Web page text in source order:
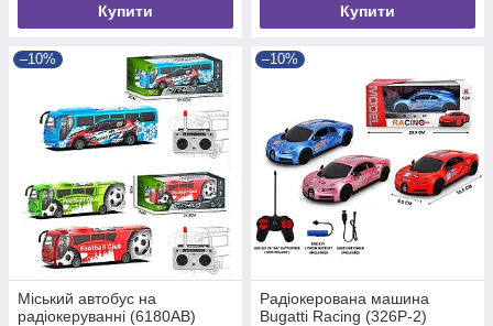
Купити Купити
–10%
Міський автобус на
радіокеруванні (6180AB)
–10%
Радіокерована машина
Bugatti Racing (326P-2)